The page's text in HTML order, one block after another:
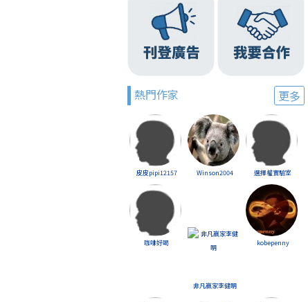
熱門作家 更多
皮皮pipi12157 Winson2004 選擇權實驗室
咖啡好喝
非凡贏家李健明
kobepenny